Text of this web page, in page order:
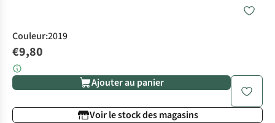
Couleur:2019
€9,80
Ajouter au panier
Voir le stock des magasins